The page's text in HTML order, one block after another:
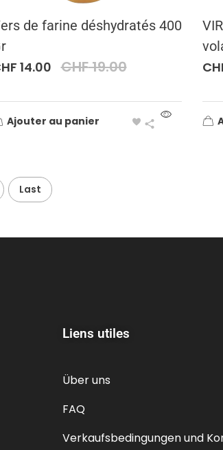
de farine déshydratés 400
14.00 CHF19.00
Ajouter au panier
Last
Liens utiles
Über uns
FAQ
Verkaufsbedingungen und